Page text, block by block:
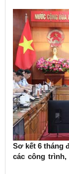
Sơ kết 6 tháng
các công trình,